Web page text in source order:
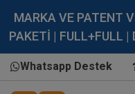
MARKA VE PATENT
PAKETİ | FULL+FULL |
Whatsapp Destek